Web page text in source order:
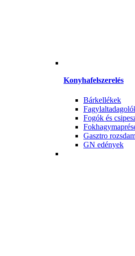
Konyhafelszerelés
Bárkellékek
Fogók és
Gasztro
GN edények